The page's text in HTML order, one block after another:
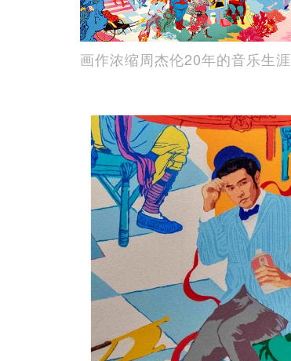
画作浓缩周杰伦20年的音乐生涯